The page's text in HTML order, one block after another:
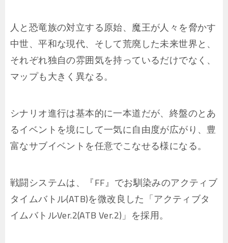
人と恐竜族の対立する原始、魔王が人々を脅かす
中世、平和な現代、そして荒廃した未来世界と、
それぞれ独自の雰囲気を持っているだけでなく、
マップも大きく異なる。
シナリオ進行は基本的に一本道だが、終盤のとあ
るイベントを境にして一気に自由度が広がり、豊
富なサブイベントを任意でこなせる様になる。
戦闘システムは、『FF』でお馴染みのアクティブ
タイムバトル(ATB)を微改良した「アクティブタ
イムバトルVer.2(ATB Ver.2)」を採用。